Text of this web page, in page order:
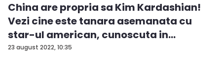
23 august 2022, 10:35
China are propria sa Kim Kardashian!
Vezi cine este tanara asemanata cu
star-ul american, cunoscuta in
intreag...